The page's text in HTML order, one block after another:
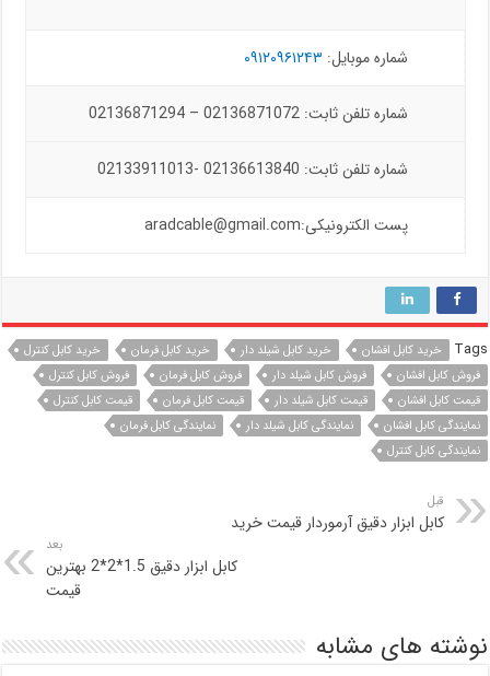
شماره موبایل: ۰۹۱۲۰۹۶۱۲۴۳
شماره تلفن ثابت: 02136871072 – 02136871294
شماره تلفن ثابت: 02136613840 -02133911013
پست الکترونیکی:aradcable@gmail.com
Tags خرید کابل افشان خرید کابل شیلد دار خرید کابل فرمان
خرید کابل کنترل
فروش کابل افشان
فروش کابل شیلد دار فروش کابل فرمان
فروش کابل کنترل
قیمت کابل افشان
قیمت کابل شیلد دار قیمت کابل فرمان
قیمت کابل کنترل
نمایندگی کابل افشان
نمایندگی کابل شیلد دار
نمایندگی کابل فرمان
نمایندگی کابل کنترل
قبل
کابل ابزار دقیق آرموردار قیمت خرید
بعد
کابل ابزار دقیق 1.5*2*2 بهترین
قیمت
نوشته های مشابه